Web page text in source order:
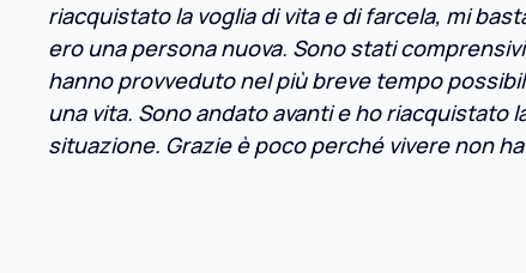
riacquistato la voglia di vita e di farcela, mi
ero una persona nuova. Sono stati
hanno provveduto nel più breve tempo
una vita. Sono andato avanti e ho riacquistato
situazione. Grazie è poco perché vivere non